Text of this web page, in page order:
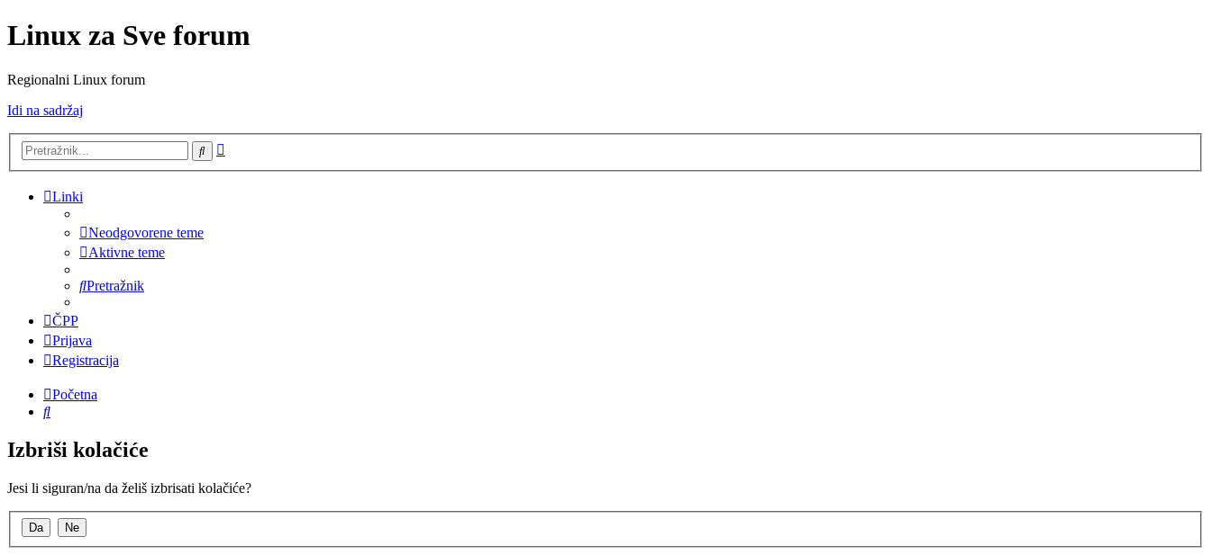
Linux za Sve forum
Regionalni Linux forum
Idi na sadržaj
Pretražnik
Linki
Neodgovorene teme
Aktivne teme
Pretražnik
ČPP
Prijava
Registracija
Početna
Pretražnik
Izbriši kolačiće
Jesi li siguran/na da želiš izbrisati kolačiće?